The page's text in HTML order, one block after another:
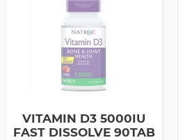
VITAMIN D3 5000IU
FAST DISSOLVE 90TAB